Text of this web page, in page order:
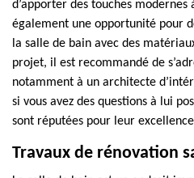
d’apporter des touches modernes
également une opportunité pour
la salle de bain avec des
projet, il est recommandé de
notamment à un architecte
si vous avez des questions à lui
sont réputées pour leur
Travaux de rénovation